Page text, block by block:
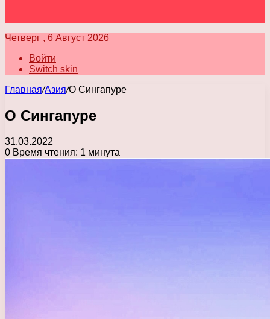
Четверг , 6 Август 2026
Войти
Switch skin
Главная/Азия/О Сингапуре
О Сингапуре
31.03.2022
0 Время чтения: 1 минута